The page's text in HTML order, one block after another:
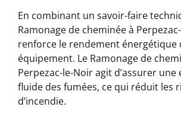
En combinant un savoir-faire
Ramonage de cheminée à
renforce le rendement énergétique
équipement. Le Ramonage de
Perpezac-le-Noir agit d’assurer une
fluide des fumées, ce qui réduit les
d’incendie.